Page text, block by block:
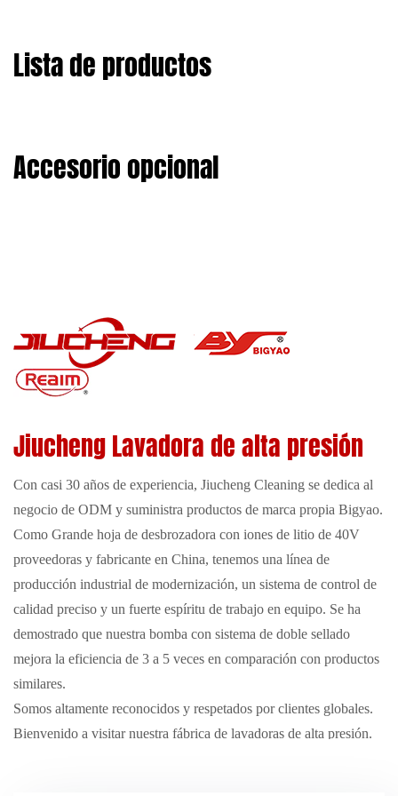
Lista de productos
Accesorio opcional
Jiucheng Lavadora de alta presión
Con casi 30 años de experiencia, Jiucheng Cleaning se dedica al
negocio de ODM y suministra productos de marca propia Bigyao.
Como Grande hoja de desbrozadora con iones de litio de 40V
proveedoras y fabricante en China, tenemos una línea de
producción industrial de modernización, un sistema de control de
calidad preciso y un fuerte espíritu de trabajo en equipo. Se ha
demostrado que nuestra bomba con sistema de doble sellado
mejora la eficiencia de 3 a 5 veces en comparación con productos
similares.
Somos altamente reconocidos y respetados por clientes globales.
Bienvenido a visitar nuestra fábrica de lavadoras de alta presión.